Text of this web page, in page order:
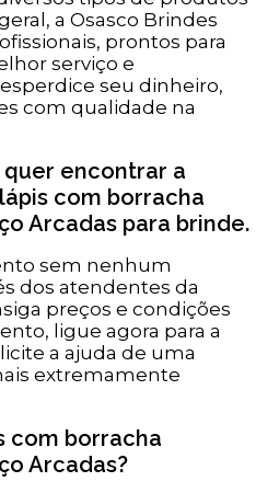
a Osasco Brindes
prontos para
serviço e
seu dinheiro,
com qualidade na
quer encontrar a
com borracha
Arcadas para brinde.
sem nenhum
dos atendentes da
preços e condições
ligue agora para a
a ajuda de uma
extremamente
com borracha
Arcadas?